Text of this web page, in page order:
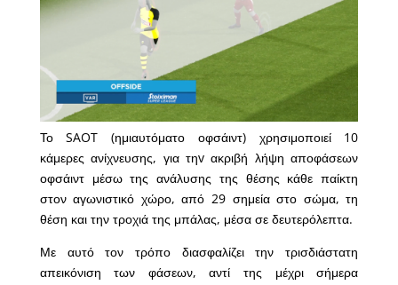
Το SAOT (ημιαυτόματο οφσάιντ) χρησιμοποιεί 10
κάμερες ανίχνευσης, για τηv ακριβή λήψη αποφάσεων
οφσάιντ μέσω της ανάλυσης της θέσης κάθε παίκτη
στον αγωνιστικό χώρο, από 29 σημεία στο σώμα, τη
θέση και την τροχιά της μπάλας, μέσα σε δευτερόλεπτα.
Με αυτό τον τρόπο διασφαλίζει την τρισδιάστατη
απεικόνιση των φάσεων, αντί της μέχρι σήμερα